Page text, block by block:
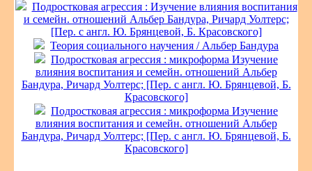
Подростковая агрессия : Изучение влияния воспитания
и семейн. отношений Альбер Бандура, Ричард Уолтерс;
[Пер. с англ. Ю. Брянцевой, Б. Красовского]
Теория социального научения / Альбер Бандура
Подростковая агрессия : микроформа Изучение
влияния воспитания и семейн. отношений Альбер
Бандура, Ричард Уолтерс; [Пер. с англ. Ю. Брянцевой, Б.
Красовского]
Подростковая агрессия : микроформа Изучение
влияния воспитания и семейн. отношений Альбер
Бандура, Ричард Уолтерс; [Пер. с англ. Ю. Брянцевой, Б.
Красовского]